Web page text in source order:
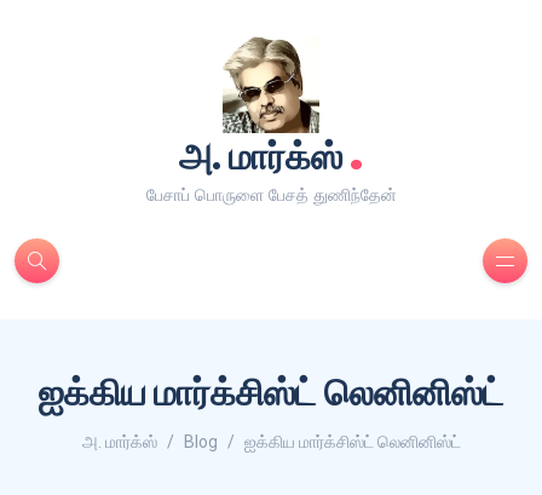
அ. மார்க்ஸ்.
பேசாப் பொருளை பேசத் துணிந்தேன்
ஐக்கிய மார்க்சிஸ்ட் லெனினிஸ்ட்
அ. மார்க்ஸ் Blog ஐக்கிய மார்க்சிஸ்ட் லெனினிஸ்ட்